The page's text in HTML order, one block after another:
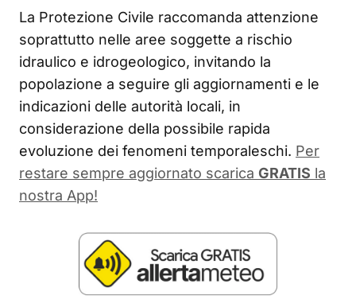
La Protezione Civile raccomanda attenzione
soprattutto nelle aree soggette a rischio
idraulico e idrogeologico, invitando la
popolazione a seguire gli aggiornamenti e le
indicazioni delle autorità locali, in
considerazione della possibile rapida
evoluzione dei fenomeni temporaleschi. Per
restare sempre aggiornato scarica GRATIS la
nostra App!